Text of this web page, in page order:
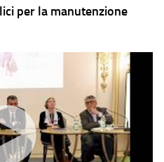
per la manutenzione